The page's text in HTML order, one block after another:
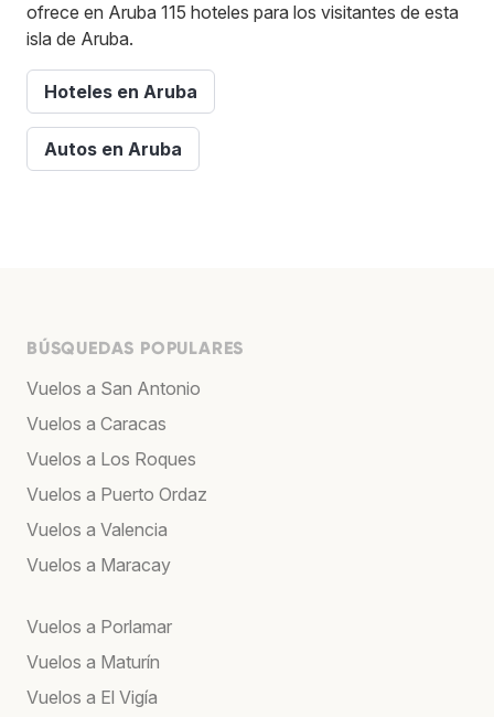
ofrece en Aruba 115 hoteles para los visitantes de esta
isla de Aruba.
Hoteles en Aruba
Autos en Aruba
BÚSQUEDAS POPULARES
Vuelos a San Antonio
Vuelos a Caracas
Vuelos a Los Roques
Vuelos a Puerto Ordaz
Vuelos a Valencia
Vuelos a Maracay
Vuelos a Porlamar
Vuelos a Maturín
Vuelos a El Vigía